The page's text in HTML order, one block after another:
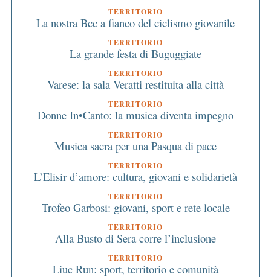
TERRITORIO
La nostra Bcc a fianco del ciclismo giovanile
TERRITORIO
La grande festa di Buguggiate
TERRITORIO
Varese: la sala Veratti restituita alla città
TERRITORIO
Donne In•Canto: la musica diventa impegno
TERRITORIO
Musica sacra per una Pasqua di pace
TERRITORIO
L’Elisir d’amore: cultura, giovani e solidarietà
TERRITORIO
Trofeo Garbosi: giovani, sport e rete locale
TERRITORIO
Alla Busto di Sera corre l’inclusione
TERRITORIO
Liuc Run: sport, territorio e comunità